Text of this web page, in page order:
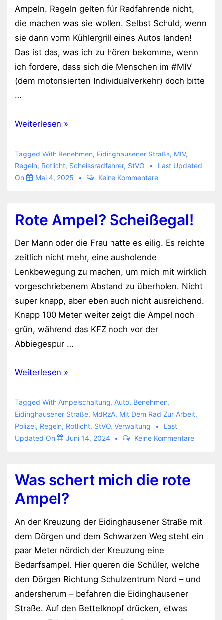
Ampeln. Regeln gelten für Radfahrende nicht,
die machen was sie wollen. Selbst Schuld, wenn
sie dann vorm Kühlergrill eines Autos landen!
Das ist das, was ich zu hören bekomme, wenn
ich fordere, dass sich die Menschen im #MIV
(dem motorisierten Individualverkehr) doch bitte
…
Ampel
Rotlicht
ignoriert
Weiterlesen »
Tagged With Benehmen, Eidinghausener Straße, MIV,
Regeln, Rotlicht, Scheissradfahrer, StVO
Last Updated
On
Mai 4, 2025 Keine Kommentare
Rote Ampel? Scheißegal!
Der Mann oder die Frau hatte es eilig. Es reichte
zeitlich nicht mehr, eine ausholende
Lenkbewegung zu machen, um mich mit wirklich
vorgeschriebenem Abstand zu überholen. Nicht
super knapp, aber eben auch nicht ausreichend.
Knapp 100 Meter weiter zeigt die Ampel noch
grün, während das KFZ noch vor der
Abbiegespur …
Rote
Scheißegal!
Weiterlesen »
Tagged With Ampelschaltung, Auto, Benehmen,
Eidinghausener Straße, MdRzA, Mit Dem Rad Zur Arbeit,
Polizei, Regeln, Rotlicht, StVO, Verwaltung
Last
Updated On
Juni 14, 2024 Keine Kommentare
Was schert mich die rote
Ampel?
An der Kreuzung der Eidinghausener Straße mit
dem Dörgen und dem Schwarzen Weg steht ein
paar Meter nördich der Kreuzung eine
Bedarfsampel. Hier queren die Schüler, welche
den Dörgen Richtung Schulzentrum Nord – und
andersherum – befahren die Eidinghausener
Straße. Auf den Bettelknopf drücken, etwas